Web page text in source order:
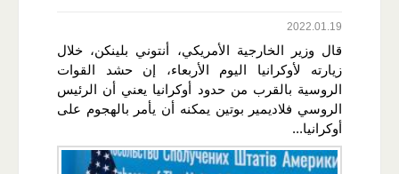
2022.01.19
قال وزير الخارجية الأمريكي، أنتوني بلينكن، خلال
زيارته لأوكرانيا اليوم الأربعاء، إن حشد القوات
الروسية بالقرب من حدود أوكرانيا يعني أن الرئيس
الروسي فلاديمير بوتين يمكنه أن يأمر بالهجوم على
أوكرانيا...